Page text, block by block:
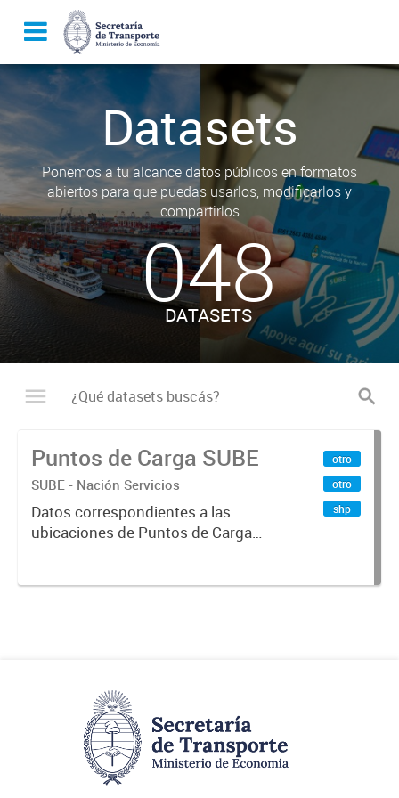
Datasets
Ponemos a tu alcance datos públicos en formatos
abiertos para que puedas usarlos, modificarlos y
compartirlos
048
DATASETS
Puntos de Carga SUBE
SUBE - Nación Servicios
Datos correspondientes a las
ubicaciones de Puntos de Carga
otro
otro
shp